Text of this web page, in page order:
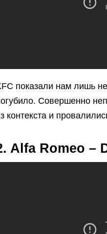
показали нам лишь
Совершенно
контекста и
Alfa Romeo –